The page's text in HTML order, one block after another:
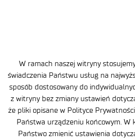
W ramach naszej witryny
świadczenia Państwu usług na
sposób dostosowany do
z witryny bez zmiany ustawień
że pliki opisane w Polityce
Państwa urządzeniu końcowym. W
Państwo zmienić ustawienia